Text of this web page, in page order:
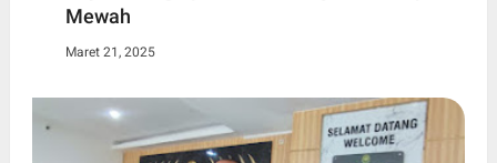
Mewah
Maret 21, 2025